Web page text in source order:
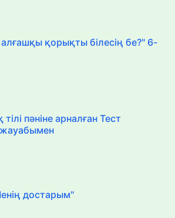
қорықты білесің бе?" 6-
пәніне арналған Тест
достарым"